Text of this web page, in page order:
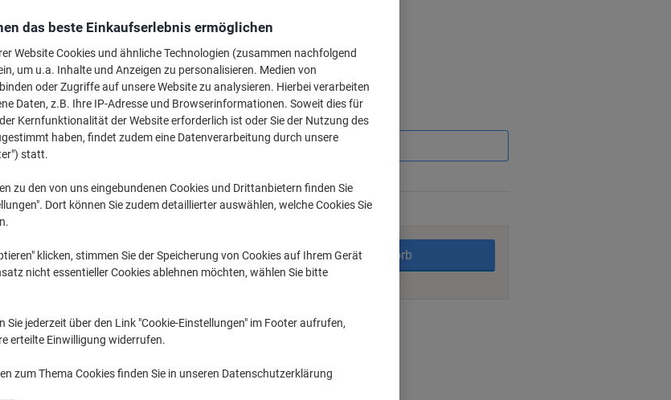
Mehr Kaufen, Mehr Sparen
€ 10,19 pro Pack
€ 0,03 / m exkl. USt
Menge exkl. USt
1Pack € 10,89
Lieferung 2-3 Werktage
In den Warenkorb
Zu einer Liste
Lieferinformationen Zahlungsmöglichkeiten
Klebeband transparent & reißfest
das beste Einkaufserlebnis ermöglichen
Website Cookies und ähnliche Technologien (zusammen nachfolgend
um u.a. Inhalte und Anzeigen zu personalisieren. Medien von
oder Zugriffe auf unsere Website zu analysieren. Hierbei verarbeiten
Daten, z.B. Ihre IP-Adresse und Browserinformationen. Soweit dies für
Kernfunktionalität der Website erforderlich ist oder Sie der Nutzung des
haben, findet zudem eine Datenverarbeitung durch unsere
statt.
zu den von uns eingebundenen Cookies und Drittanbietern finden Sie
Dort können Sie zudem detaillierter auswählen, welche Cookies Sie
klicken, stimmen Sie der Speicherung von Cookies auf Ihrem Gerät
nicht essentieller Cookies ablehnen möchten, wählen Sie bitte
Sie jederzeit über den Link "Cookie-Einstellungen" im Footer aufrufen,
erteilte Einwilligung widerrufen.
zum Thema Cookies finden Sie in unseren Datenschutzerklärung